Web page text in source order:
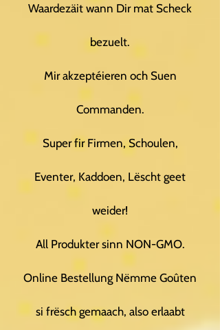
Waardezäit wann Dir mat Scheck
bezuelt.
Mir akzeptéieren och Suen
Commanden.
Super fir Firmen, Schoulen,
Eventer, Kaddoen, Lëscht geet
weider!
All Produkter sinn NON-GMO.
Online Bestellung Nëmme Goûten
si frësch gemaach, also erlaabt